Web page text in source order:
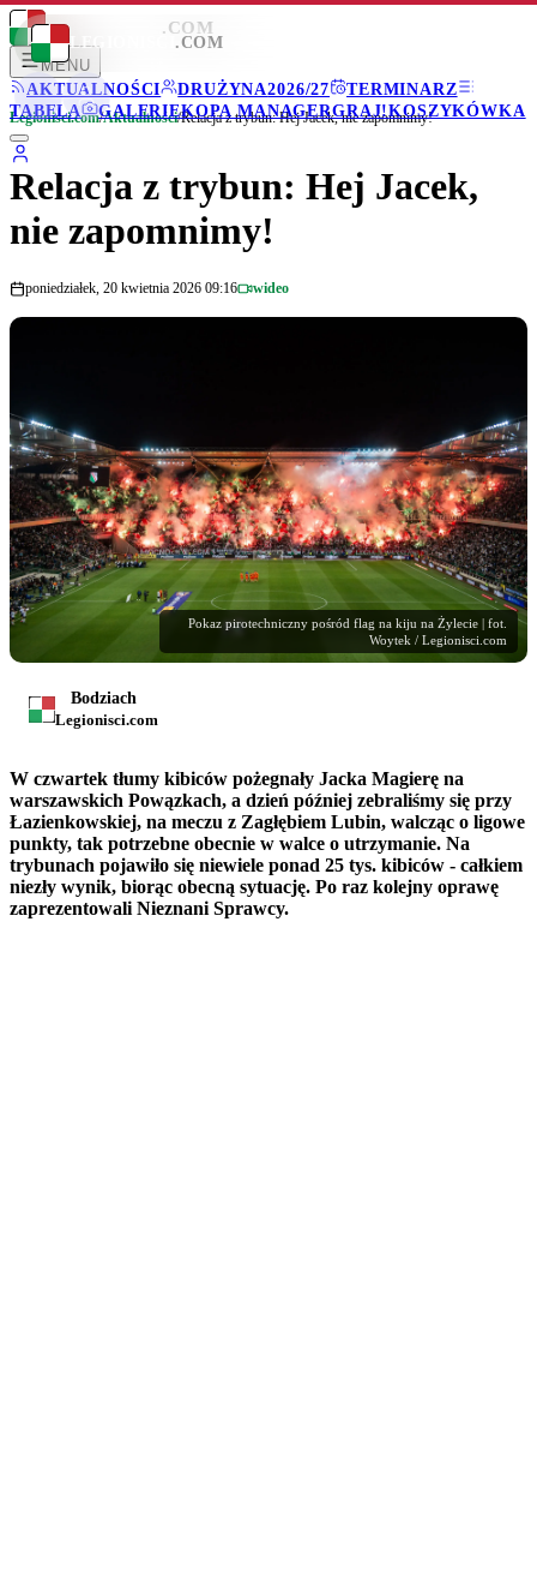
LEGIONISCI .COM
MENU
AKTUALNOŚCI
DRUŻYNA2026/27
TERMINARZ
TABELA
GALERIEKOPA MANAGERGRAJ!KOSZYKÓWKA
LEGIONISCI .COM
Legionisci.com/Aktualności/Relacja z trybun: Hej Jacek, nie zapomnimy!
Relacja z trybun: Hej Jacek,
nie zapomnimy!
poniedziałek, 20 kwietnia 2026 09:16 wideo
Pokaz pirotechniczny pośród flag na kiju na Żylecie | fot.
Woytek / Legionisci.com
Bodziach
Legionisci.com
W czwartek tłumy kibiców pożegnały Jacka Magierę na
warszawskich Powązkach, a dzień później zebraliśmy się przy
Łazienkowskiej, na meczu z Zagłębiem Lubin, walcząc o ligowe
punkty, tak potrzebne obecnie w walce o utrzymanie. Na
trybunach pojawiło się niewiele ponad 25 tys. kibiców - całkiem
niezły wynik, biorąc obecną sytuację. Po raz kolejny oprawę
zaprezentowali Nieznani Sprawcy.